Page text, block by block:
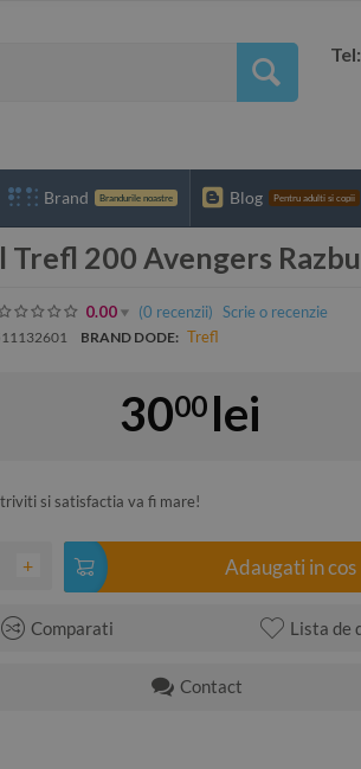
Brand Brandurile noastre Blog Pentru adulti si copii
Trefl 200 Avengers
0.00 (0 recenzii) Scrie o recenzie
BRAND DODE: Trefl
3000 lei
si satisfactia va fi mare!
+ Adaugati in cos
Comparati Lista de
Contact